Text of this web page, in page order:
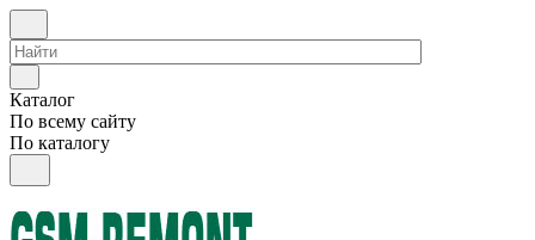
Каталог
По всему сайту
По каталогу